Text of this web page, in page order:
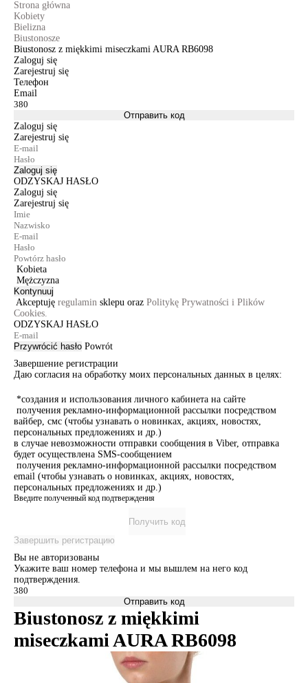
Strona główna
Kobiety
Bielizna
Biustonosze
Biustonosz z miękkimi miseczkami AURA RB6098
Zaloguj się
Zarejestruj się
Телефон
Email
Отправить код
Zaloguj się
Zarejestruj się
Zaloguj się
ODZYSKAJ HASŁO
Zaloguj się
Zarejestruj się
Kobieta
Mężczyzna
Kontynuuj
Akceptuję regulamin sklepu oraz Politykę Prywatności i Plików
Cookies.
ODZYSKAJ HASŁO
Przywrócić hasło Powrót
Завершение регистрации
Даю согласия на обработку моих персональных данных в целях:
*создания и использования личного кабинета на сайте
получения рекламно-информационной рассылки посредством
вайбер, смс (чтобы узнавать о новинках, акциях, новостях,
персональных предложениях и др.)
в случае невозможности отправки сообщения в Viber, отправка
будет осуществлена SMS-сообщением
получения рекламно-информационной рассылки посредством
email (чтобы узнавать о новинках, акциях, новостях,
персональных предложениях и др.)
Введите полученный код подтверждения
Получить код
Завершить регистрацию
Вы не авторизованы
Укажите ваш номер телефона и мы вышлем на него код
подтверждения.
Отправить код
Biustonosz z miękkimi
miseczkami AURA RB6098